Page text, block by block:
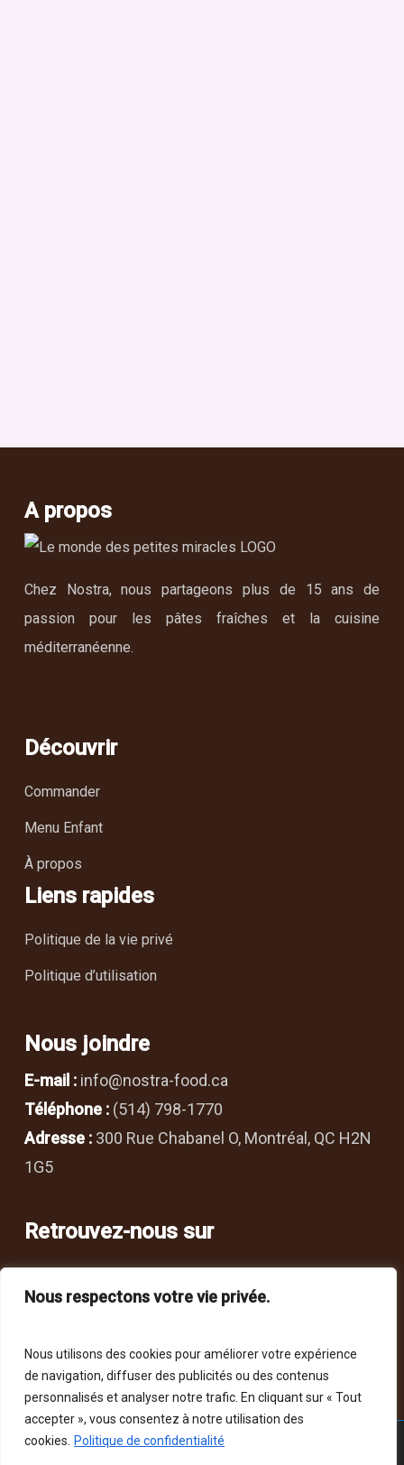
Nous respectons votre vie privée.
Nous utilisons des cookies pour améliorer votre expérience
de navigation, diffuser des publicités ou des contenus
personnalisés et analyser notre trafic. En cliquant sur « Tout
accepter », vous consentez à notre utilisation des
cookies.
Politique de confidentialité
A propos
Chez Nostra, nous partageons plus de 15 ans de
passion pour les pâtes fraîches et la cuisine
méditerranéenne.
Découvrir
Commander
Menu Enfant
À propos
Liens rapides
Politique de la vie privé
Politique d’utilisation
Nous joindre
E-mail :info@nostra-food.ca
Téléphone :(514) 798-1770
Adresse :300 Rue Chabanel O, Montréal, QC H2N
1G5
Retrouvez-nous sur
© 2026 Restaurant Nostra. | Propulsé par